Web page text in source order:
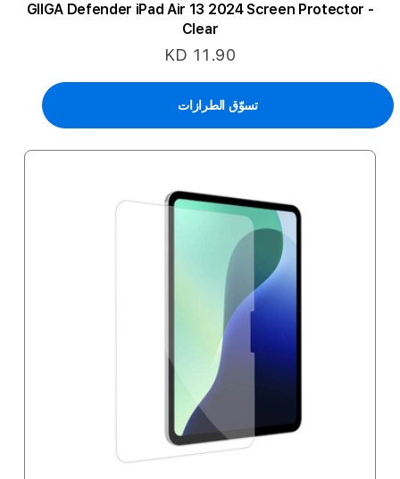
GIIGA Defender iPad Air 13 2024 Screen Protector -
Clear
KD 11.90
تسوّق الطرازات